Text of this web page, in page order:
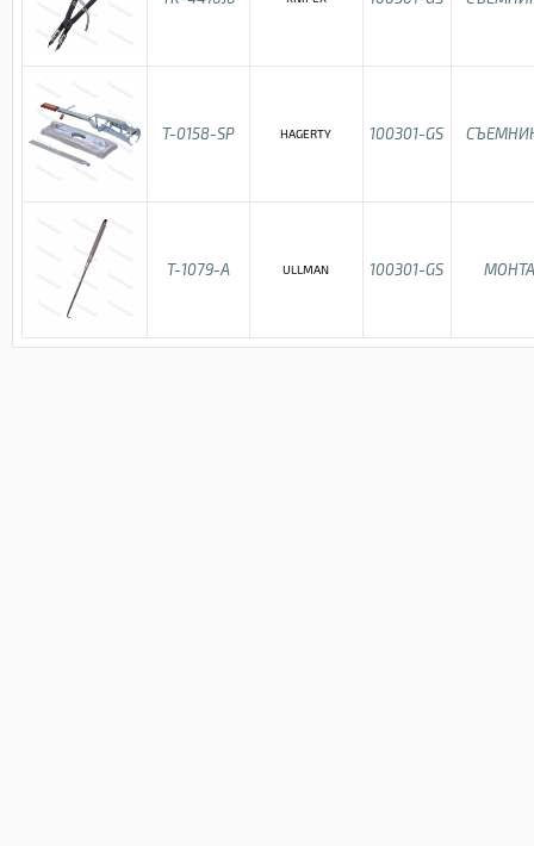
T-0158-SP HAGERTY 100301-GS
T-1079-A ULLMAN 100301-GS